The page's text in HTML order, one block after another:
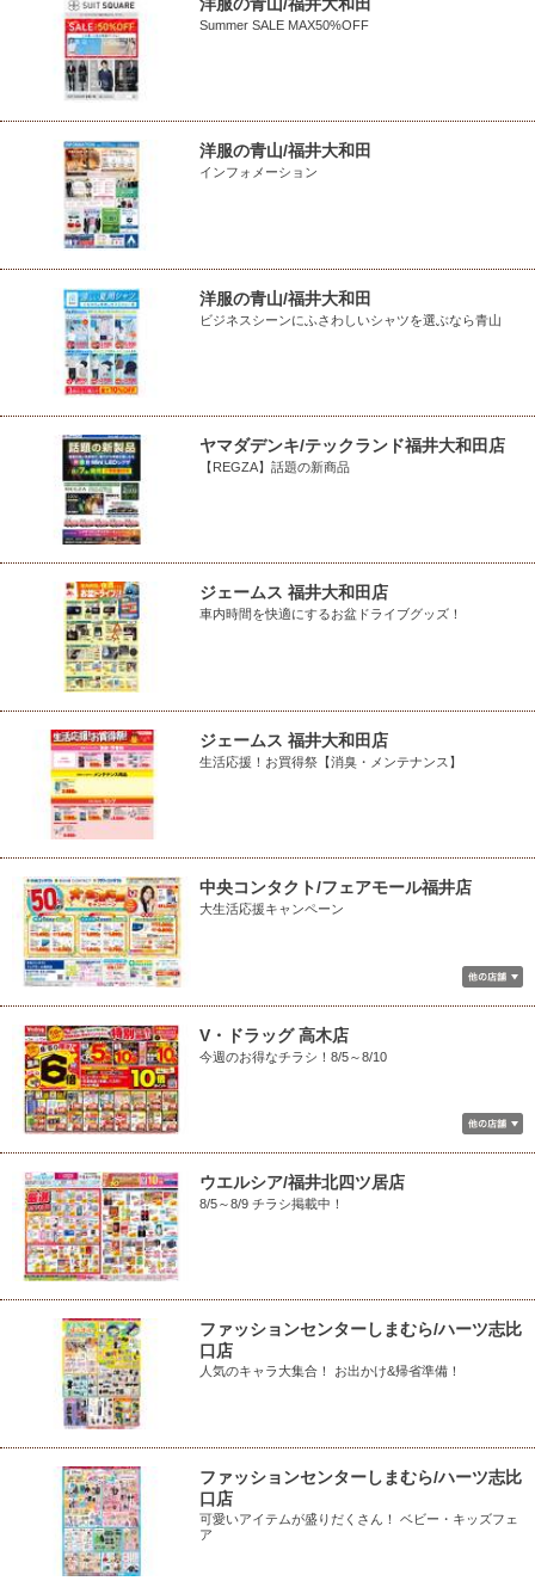
Summer SALE MAX50%OFF
洋服の青山/福井大和田
インフォメーション
洋服の青山/福井大和田
ビジネスシーンにふさわしいシャツを選ぶなら青山
ヤマダデンキ/テックランド福井大和田店
【REGZA】話題の新商品
ジェームス 福井大和田店
車内時間を快適にするお盆ドライブグッズ！
ジェームス 福井大和田店
生活応援！お買得祭【消臭・メンテナンス】
中央コンタクト/フェアモール福井店
大生活応援キャンペーン
V・ドラッグ 高木店
今週のお得なチラシ！8/5～8/10
ウエルシア/福井北四ツ居店
8/5～8/9 チラシ掲載中！
ファッションセンターしまむら/ハーツ志比
口店
人気のキャラ大集合！ お出かけ&帰省準備！
ファッションセンターしまむら/ハーツ志比
口店
可愛いアイテムが盛りだくさん！ ベビー・キッズフェ
ア